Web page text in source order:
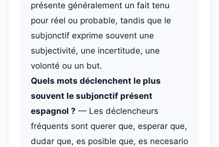
présente généralement un fait tenu
pour réel ou probable, tandis que le
subjonctif exprime souvent une
subjectivité, une incertitude, une
volonté ou un but.
Quels mots déclenchent le plus
souvent le subjonctif présent
espagnol ? — Les déclencheurs
fréquents sont querer que, esperar que,
dudar que, es posible que, es necesario